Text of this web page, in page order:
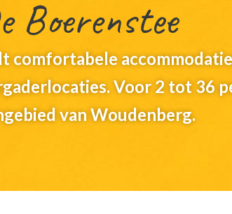
Boerenstee
comfortabele
Voor 2 tot 36
van Woudenberg.